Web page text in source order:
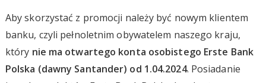
Aby skorzystać z promocji należy być nowym klientem
banku, czyli pełnoletnim obywatelem naszego kraju,
który nie ma otwartego konta osobistego Erste Bank
Polska (dawny Santander) od 1.04.2024. Posiadanie